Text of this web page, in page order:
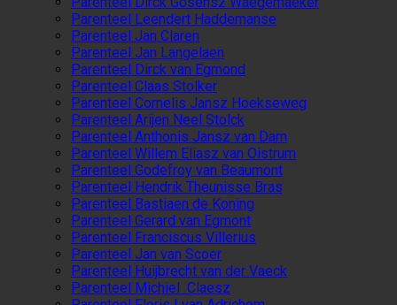
Parenteel Leendert Haddemanse
Parenteel Jan Claren
Parenteel Jan Langelaen
Parenteel Dirck van Egmond
Parenteel Claas Stolker
Parenteel Cornelis Jansz Hoekseweg
Parenteel Arijen Neel Stolck
Parenteel Anthonis Jansz van Dam
Parenteel Willem Eliasz van Oistrum
Parenteel Godefroy van Beaumont
Parenteel Hendrik Theunisse Bras
Parenteel Bastiaen de Koning
Parenteel Gerard van Egmont
Parenteel Franciscus Villerius
Parenteel Jan van Scoer
Parenteel Huijbrecht van der Vaeck
Parenteel Michiel Claesz